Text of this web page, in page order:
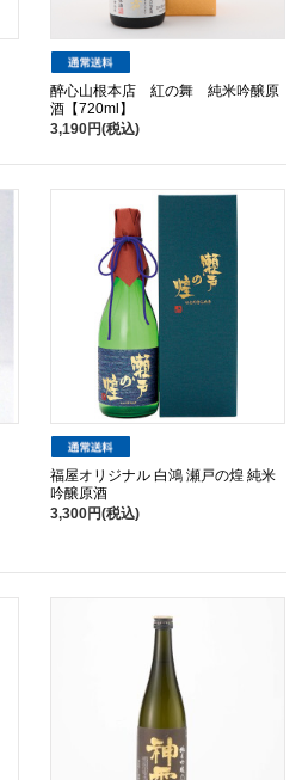
醉心山根本店 紅の舞 純米吟醸原
酒【720ml】
3,190円(税込)
福屋オリジナル 白鴻 瀬戸の煌 純米
吟醸原酒
3,300円(税込)